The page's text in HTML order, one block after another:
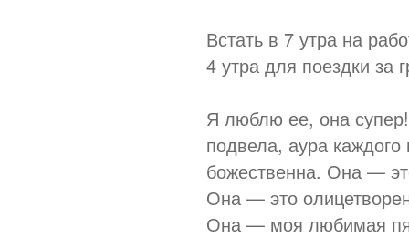
Встать в 7 утра на
4 утра для поездки
Я люблю ее, она
подвела, аура
божественна. Она —
Она — это
Она — моя любимая